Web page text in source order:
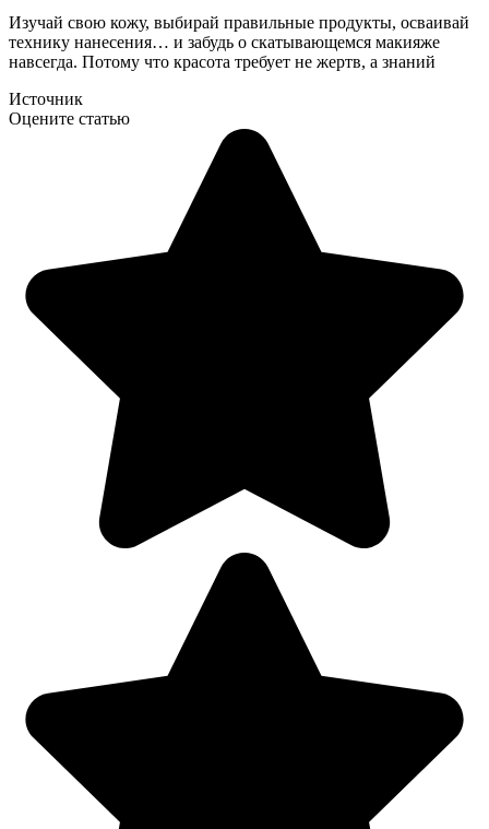
Изучай свою кожу, выбирай правильные продукты, осваивай
технику нанесения… и забудь о скатывающемся макияже
навсегда. Потому что красота требует не жертв, а знаний
Источник
Оцените статью